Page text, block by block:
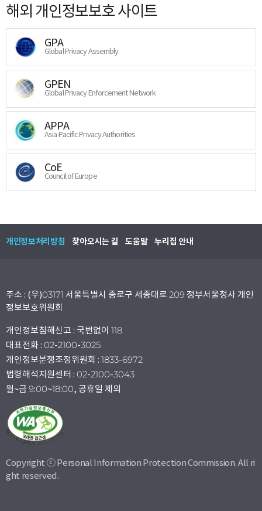
해외 개인정보보호 사이트
GPA
Global Privacy Assembly
GPEN
Global Privacy Enforcement Network
APPA
Asia Pacific Privacy Authorities
CoE
Council of Europe
개인정보처리방침 찾아오시는 길 도움말 누리집 안내
주소 : (우)03171 서울특별시 종로구 세종대로 209 정부서울청사 개인
정보보호위원회
개인정보침해신고 : 국번없이 118
대표전화 : 02-2100-3025
개인정보분쟁조정위원회 : 1833-6972
법령해석지원센터 : 02-2100-3043
월~금 9:00~18:00, 공휴일 제외
Copyright ⓒ Personal Information Protection Commission. All ri
ght reserved.